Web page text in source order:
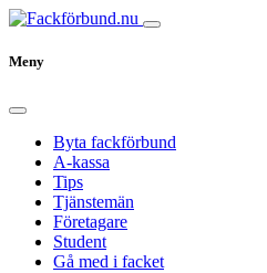
Meny
Byta fackförbund
A-kassa
Tips
Tjänstemän
Företagare
Student
Gå med i facket